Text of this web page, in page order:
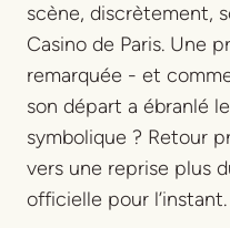
scène, discrètement,
Casino de Paris. Une
remarquée - et
son départ a ébranlé
symbolique ? Retour
vers une reprise plus
officielle pour l’instant.